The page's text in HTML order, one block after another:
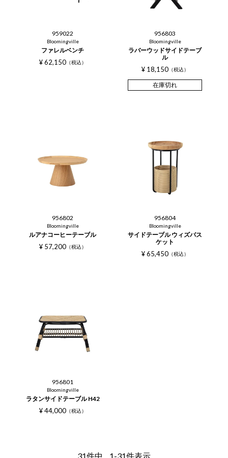
959022
Bloomingville
ファレルベンチ
¥ 62,150 税込
956803
Bloomingville
ラバーウッドサイドテーブ
ル
¥ 18,150 税込
在庫切れ
956802
Bloomingville
ルアナコーヒーテーブル
¥ 57,200 税込
956804
Bloomingville
サイドテーブル ウィズバス
ケット
¥ 65,450 税込
956801
Bloomingville
ラタンサイドテーブル H42
¥ 44,000 税込
31件中 1-31件表示